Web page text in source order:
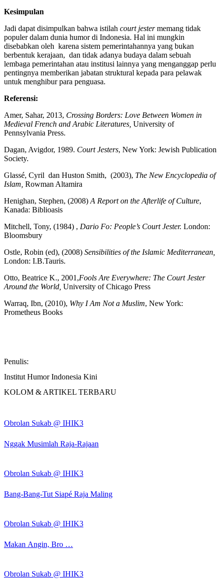
Kesimpulan
Jadi dapat disimpulkan bahwa istilah court jestermemang tidak
populer dalam dunia humor di Indonesia. Hal ini mungkin
disebabkan oleh karena sistem pemerintahannya yang bukan
berbentuk kerajaan, dan tidak adanya budaya dalam sebuah
lembaga pemerintahan atau institusi lainnya yang menganggap perlu
pentingnya memberikan jabatan struktural kepada para pelawak
untuk menghibur para penguasa.
Amer, Sahar, 2013, Crossing Borders: Love Between Women in
Medieval French and Arabic Literatures, University of
Pennsylvania Press.
Dagan, Avigdor, 1989. Court Jesters, New York: Jewish Publication
Society.
Glassé, Cyril dan Huston Smith, (2003), The New Encyclopedia of
Islam, Rowman Altamira
Henighan, Stephen, (2008) A Report on the Afterlife of Culture,
Kanada: Biblioasis
Mitchell, Tony, (1984) , Dario Fo: People’s Court Jester. London:
Bloomsbury
Ostle, Robin (ed), (2008) Sensibilities of the Islamic Mediterranean,
London: I.B.Tauris.
Otto, Beatrice K., 2001,Fools Are Everywhere: The Court Jester
Around the World, University of Chicago Press
Warraq, Ibn, (2010), Why I Am Not a Muslim, New York:
Prometheus Books
Penulis:
Institut Humor Indonesia Kini
KOLOM & ARTIKEL TERBARU
Obrolan Sukab @ IHIK3
Nggak Musimlah Raja-Rajaan
Obrolan Sukab @ IHIK3
Bang-Bang-Tut Siapé Raja Maling
Obrolan Sukab @ IHIK3
Makan Angin, Bro …
Obrolan Sukab @ IHIK3